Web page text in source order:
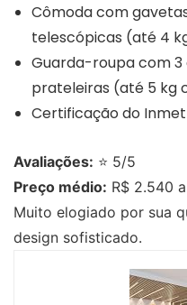
Cômoda com
telescópicas (até 4
Guarda-roupa com
prateleiras (até 5 kg
Certificação do
Avaliações: ⭐ 5/5
Preço médio: R$ 2.540
Muito elogiado por sua
design sofisticado.